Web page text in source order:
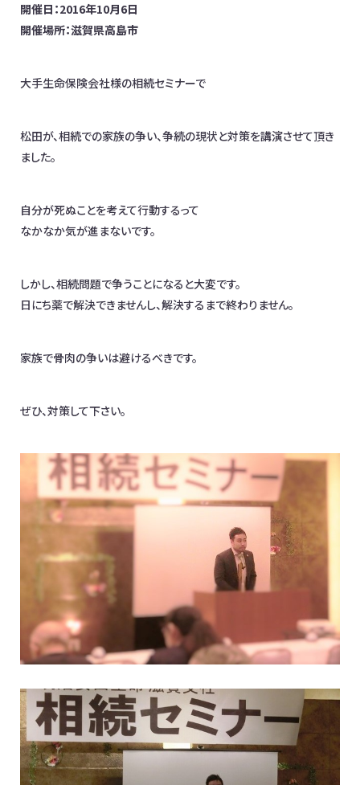
開催日：2016年10月6日
開催場所：滋賀県高島市
大手生命保険会社様の相続セミナーで
松田が、相続での家族の争い、争続の現状と対策を講演させて頂き
ました。
自分が死ぬことを考えて行動するって
なかなか気が進まないです。
しかし、相続問題で争うことになると大変です。
日にち薬で解決できませんし、解決するまで終わりません。
家族で骨肉の争いは避けるべきです。
ぜひ、対策して下さい。